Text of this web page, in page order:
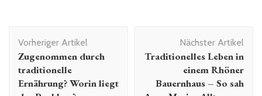
Vorheriger Artikel
Zugenommen durch
traditionelle
Ernährung? Worin liegt
Nächster Artikel
Traditionelles Leben in
einem Rhöner
Bauernhaus – So sah